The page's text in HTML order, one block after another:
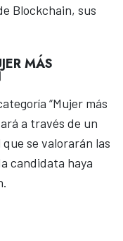
Blockchain, sus
MÁS
“Mujer más
a través de un
se valorarán las
candidata haya